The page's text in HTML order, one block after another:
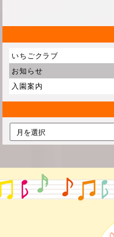
いちごクラブ
お知らせ
入園案内